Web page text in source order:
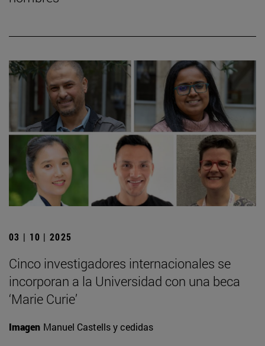
03 | 10 | 2025
Cinco investigadores internacionales se
incorporan a la Universidad con una beca
‘Marie Curie’
Imagen Manuel Castells y cedidas